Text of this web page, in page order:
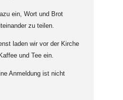
ein, Wort und Brot
zu teilen.
laden wir vor der Kirche
und Tee ein.
Anmeldung ist nicht